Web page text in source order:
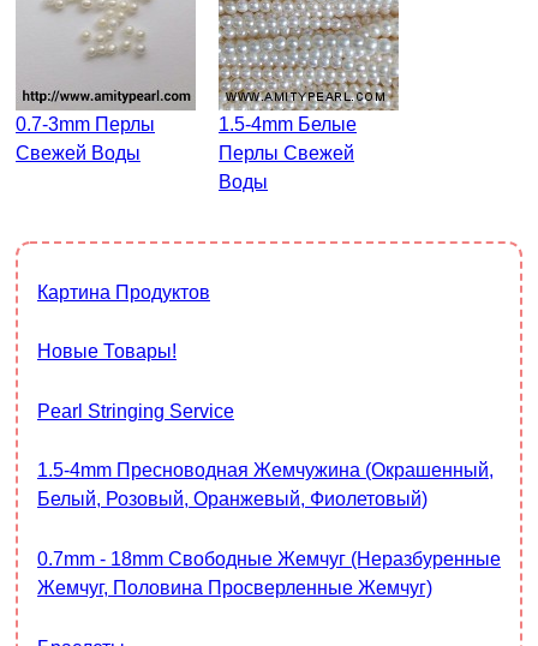
0.7-3mm Перлы
Свежей Воды
1.5-4mm Белые
Перлы Свежей
Воды
Картина Продуктов
Новые Товары!
Pearl Stringing Service
1.5-4mm Пресноводная Жемчужина (окрашенный,
Белый, Розовый, Оранжевый, Фиолетовый)
0.7mm - 18mm Свободные Жемчуг (неразбуренные
Жемчуг, Половина Просверленные Жемчуг)